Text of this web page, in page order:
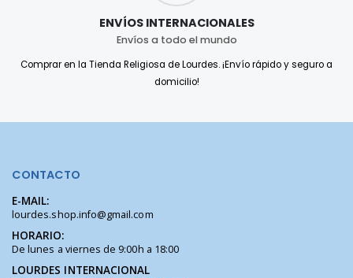
ENVÍOS INTERNACIONALES
Envíos a todo el mundo
Comprar en la Tienda Religiosa de Lourdes. ¡Envío rápido y seguro a
domicilio!
CONTACTO
E-MAIL:
lourdes.shop.info@gmail.com
HORARIO:
De lunes a viernes de 9:00h a 18:00
LOURDES INTERNACIONAL